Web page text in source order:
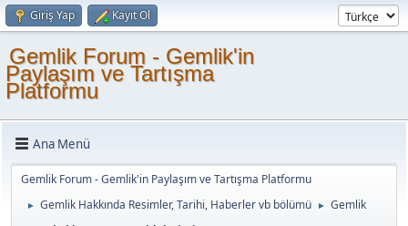
Giriş Yap Kayıt Ol
Gemlik Forum - Gemlik'in
Paylaşım ve Tartışma
Platformu
Ana Menü
Gemlik Forum - Gemlik'in Paylaşım ve Tartışma Platformu
► Gemlik Hakkında Resimler, Tarihi, Haberler vb bölümü ► Gemlik